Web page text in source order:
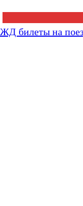
ЖД билеты на